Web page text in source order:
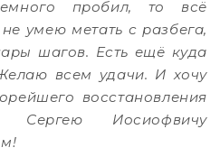
пробил, то всё
умею метать с разбега,
шагов. Есть ещё куда
всем удачи. И хочу
восстановления
Сергею Иосиофвичу